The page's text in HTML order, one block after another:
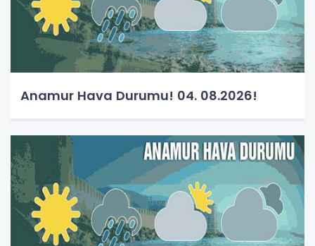
Anamur Hava Durumu! 04. 08.2026!